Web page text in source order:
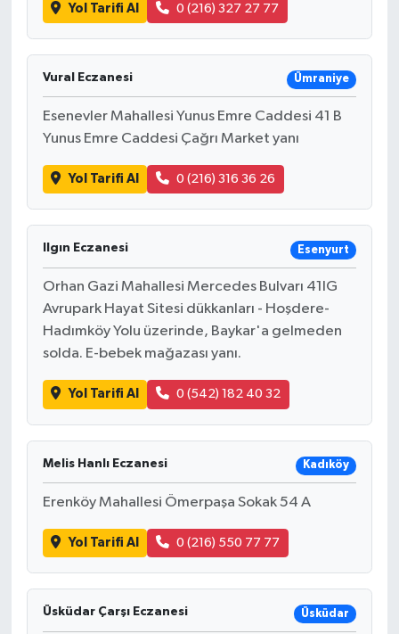
Yol Tarifi Al 0 (216) 327 27 77
Vural Eczanesi Ümraniye
Esenevler Mahallesi Yunus Emre Caddesi 41 B
Yunus Emre Caddesi Çağrı Market yanı
Yol Tarifi Al 0 (216) 316 36 26
Ilgın Eczanesi Esenyurt
Orhan Gazi Mahallesi Mercedes Bulvarı 41IG
Avrupark Hayat Sitesi dükkanları - Hoşdere-
Hadımköy Yolu üzerinde, Baykar'a gelmeden
solda. E-bebek mağazası yanı.
Yol Tarifi Al 0 (542) 182 40 32
Melis Hanlı Eczanesi Kadıköy
Erenköy Mahallesi Ömerpaşa Sokak 54 A
Yol Tarifi Al 0 (216) 550 77 77
Üsküdar Çarşı Eczanesi Üsküdar